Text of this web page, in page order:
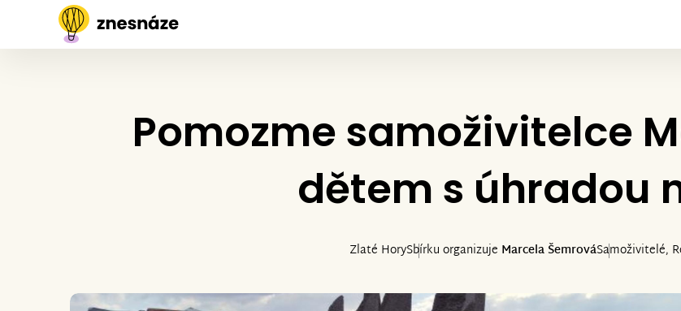
Pomozme samoživitelce
dětem s úhradou
Zlaté HorySbírku organizuje Marcela ŠemrováSamoživitelé,